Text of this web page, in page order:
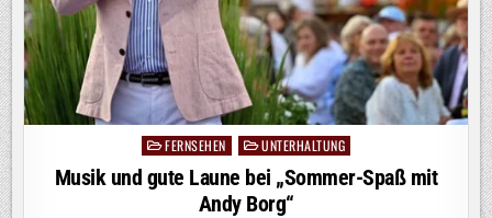
Posted
in
FERNSEHEN UNTERHALTUNG
Musik und gute Laune bei „Sommer-Spaß mit
Andy Borg“